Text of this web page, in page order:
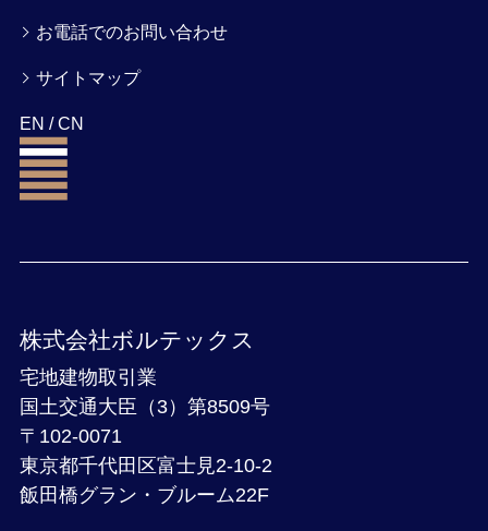
お電話でのお問い合わせ
サイトマップ
EN /CN
株式会社ボルテックス
宅地建物取引業
国土交通大臣（3）第8509号
〒102-0071
東京都千代田区富士見2-10-2
飯田橋グラン・ブルーム22F